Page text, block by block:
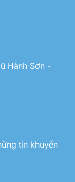
Hành Sơn -
tin khuyến